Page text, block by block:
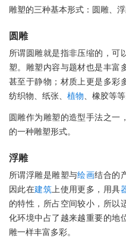
雕塑的三种基本形式：圆雕、浮
圆雕
所谓圆雕就是指非压缩的，可
塑。雕塑内容与题材也是丰富
甚至于静物；材质上更是多彩
纺织物、纸张、 植物 、橡胶等等
圆雕作为雕塑的造型手法之一
的一种雕塑形式。
浮雕
所谓浮雕是雕塑与绘画结合的
因此在建筑 上使用更多，用具
的特性，所占空间较小，所以
化环境中占了越来越重要的地
雕一样丰富多彩。